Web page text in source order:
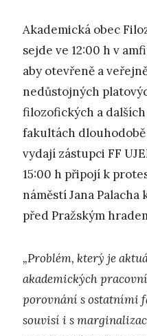
Akademická obec
sejde ve 12:00 h v
aby otevřeně a
nedůstojných
filozofických a
fakultách
vydají zástupci FF
15:00 h připojí k
náměstí Jana Palacha
před Pražským
„Problém, který je
akademických
porovnání s ostatními
souvisí i s